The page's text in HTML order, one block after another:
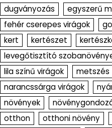
dugványozás
egyszerű
fehér cserepes virágok
kert
kertészet
levegőtisztító
lila színű virágok
metszés
narancssárga virágok
növények
otthon
otthoni növény